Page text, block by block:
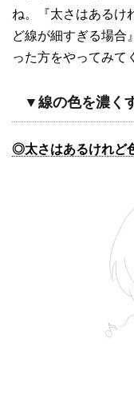
ね。『太さはあるけ
ど線が細すぎる場合
った方をやってみて
▼線の色を濃く
◎太さはあるけれど